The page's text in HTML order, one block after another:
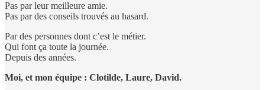
Pas par leur meilleure amie.
Pas par des conseils trouvés au hasard.
Par des personnes dont c’est le métier.
Qui font ça toute la journée.
Depuis des années.
Moi, et mon équipe : Clotilde, Laure, David.